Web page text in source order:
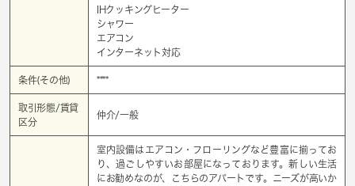
IHクッキングヒーター
シャワー
エアコン
インターネット対応
条件(その他) ****
取引形態/賃貸
区分
仲介/一般
室内設備はエアコン・フローリングなど豊富に揃ってお
り、過ごしやすいお部屋になっております。新しい生活
にお勧めなのが、こちらのアパートです。ニーズが高いか